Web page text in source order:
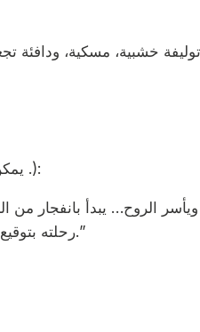
يمكن وصفه بأنه مثير وفاتن، بين الواقع والحلم، يشبه سرًّا يُجسّد طبيعة زهرية غامرة تحث على الاستسلام لجمالها وسحرها .):
رحلته بتوقيع خشبي حريري من الكشمير والتونكا والباتشولي. بين الجرأة والرقة، هذا العطر هو دعوة للاحتفاء بأنوثتك وأنوثته في آن.”